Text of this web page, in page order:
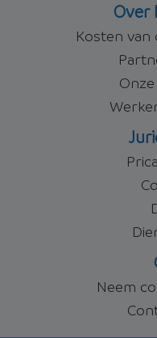
Over
Kosten van
Neem